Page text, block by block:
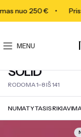
nuo 250 €
MENU
SOLID
RODOMA 1–8 IŠ 141